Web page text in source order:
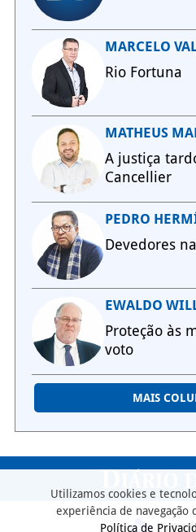
MARCELO
Rio Fortuna
MATHEUS
A justiça
Cancellier
PEDRO
Devedores
EWALDO
Proteção às
voto
MAIS
Utilizamos cookies e
experiência de navegação
Política de